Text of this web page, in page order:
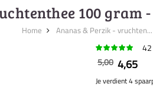
100 gram -
Home Ananas & Perzik - vruchten...
42
5,00 4,65
Je verdient 4